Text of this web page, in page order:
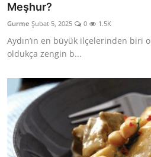
Meşhur?
Gurme Şubat 5, 2025 0 1.5K
Aydın’ın en büyük ilçelerinden biri
oldukça zengin b...